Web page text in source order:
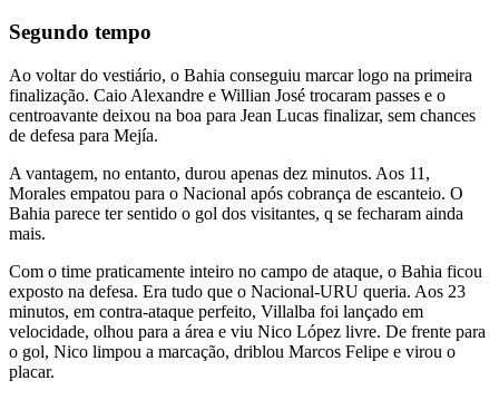
Segundo tempo
Ao voltar do vestiário, o Bahia conseguiu marcar logo na primeira
finalização. Caio Alexandre e Willian José trocaram passes e o
centroavante deixou na boa para Jean Lucas finalizar, sem chances
de defesa para Mejía.
A vantagem, no entanto, durou apenas dez minutos. Aos 11,
Morales empatou para o Nacional após cobrança de escanteio. O
Bahia parece ter sentido o gol dos visitantes, q se fecharam ainda
mais.
Com o time praticamente inteiro no campo de ataque, o Bahia ficou
exposto na defesa. Era tudo que o Nacional-URU queria. Aos 23
minutos, em contra-ataque perfeito, Villalba foi lançado em
velocidade, olhou para a área e viu Nico López livre. De frente para
o gol, Nico limpou a marcação, driblou Marcos Felipe e virou o
placar.